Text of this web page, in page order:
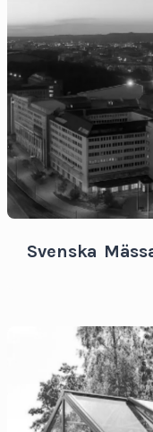
Svenska